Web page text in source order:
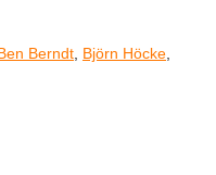
Berndt, Björn Höcke,